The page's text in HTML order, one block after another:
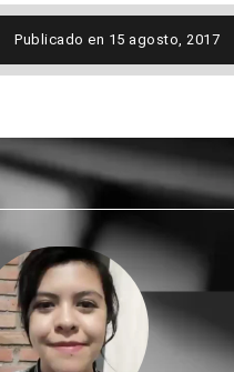
Publicado en 15 agosto, 2017